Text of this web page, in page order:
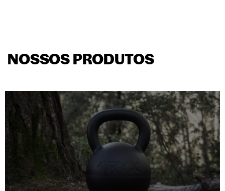
NOSSOS PRODUTOS